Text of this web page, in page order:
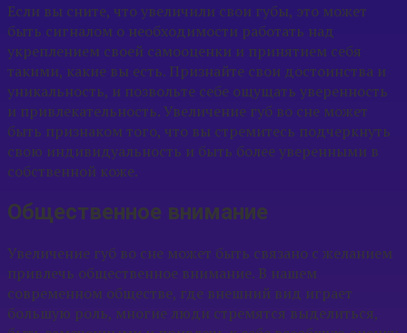
Если вы сните, что увеличили свои губы, это может
быть сигналом о необходимости работать над
укреплением своей самооценки и принятием себя
такими, какие вы есть. Признайте свои достоинства и
уникальность, и позвольте себе ощущать уверенность
и привлекательность. Увеличение губ во сне может
быть признаком того, что вы стремитесь подчеркнуть
свою индивидуальность и быть более уверенными в
собственной коже.
Общественное внимание
Увеличение губ во сне может быть связано с желанием
привлечь общественное внимание. В нашем
современном обществе, где внешний вид играет
большую роль, многие люди стремятся выделиться,